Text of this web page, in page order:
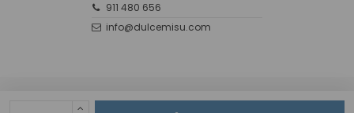
911 480 656
info@dulcemisu.com